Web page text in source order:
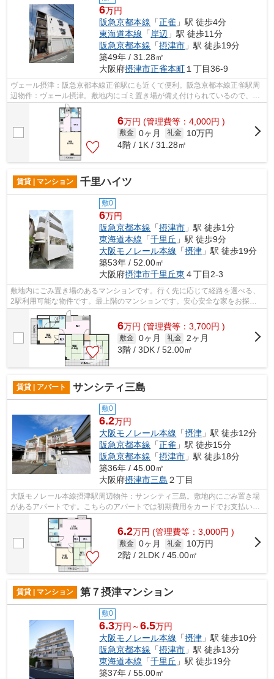
6万円
阪急京都本線 「正雀 」駅 徒歩4分
東海道本線 「 岸辺 」駅 徒歩11分
阪急京都本線 「摂津市 」駅 徒歩19分
築49年 / 31.28㎡
大阪府摂津市正雀本町 １丁目36-9
ヴェール摂津：阪急京都本線正雀駅にも近くて便利。阪急京都本線正雀駅周
辺物件：ヴェール摂津。敷地内にゴミ置き場が備え付けられているので、遠
くまで運ぶ必要がなくゴミ出しが楽に...
6万円 (管理費等：4,000円 )
敷金 0ヶ月 礼金
10万円
4階 / 1K / 31.28㎡
賃貸 | マンション 千里ハイツ
敷0
6万円
阪急京都本線 「摂津市 」駅 徒歩1分
東海道本線 「千里丘 」駅 徒歩9分
大阪モノレール本線 「摂津 」駅 徒歩19分
築53年 / 52.00㎡
大阪府摂津市千里丘東 ４丁目2-3
敷地内にごみ置き場のあるマンションです。行く先に応じて経路を選べる、
2駅利用可能な物件です。最上階のマンションです。安心安全な家をお探し
の場合はRC構造の物件を推奨します。ミ...
6万円 (管理費等：3,700円 )
敷金 0ヶ月 礼金 2ヶ月
3階 / 3DK / 52.00㎡
賃貸 | アパート サンシティ三島
敷0
6.2万円
大阪モノレール本線 「摂津 」駅 徒歩12分
阪急京都本線 「正雀 」駅 徒歩15分
阪急京都本線 「摂津市 」駅 徒歩18分
築36年 / 45.00㎡
大阪府摂津市三島 ２丁目
大阪モノレール本線摂津駅周辺物件：サンシティ三島。敷地内にごみ置き場
があるアパートです。こちらのアパートでは初期費用をカードでお支払いい
ただけます。軽量鉄骨を使用している...
6.2万円 (管理費等：3,000円 )
敷金 0ヶ月 礼金
10万円
2階 / 2LDK / 45.00㎡
賃貸 | マンション 第７摂津マンション
敷0
6.3万円～6.5万円
大阪モノレール本線 「摂津 」駅 徒歩10分
阪急京都本線 「摂津市 」駅 徒歩13分
東海道本線 「千里丘 」駅 徒歩19分
築37年 / 55.00㎡